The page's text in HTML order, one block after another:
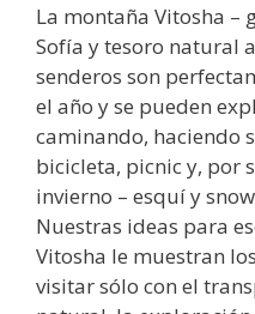
La montaña Vitosha –
Sofía y tesoro natural
senderos son
el año y se pueden
caminando, haciendo
bicicleta, picnic y, por
invierno – esquí y
Nuestras ideas para
Vitosha le muestran
visitar sólo con el